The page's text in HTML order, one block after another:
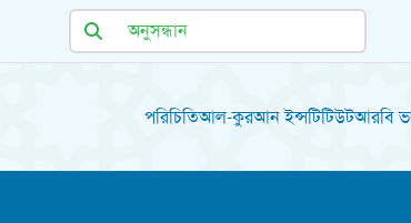
পরিচিতিআল-কুরআন ইন্সটিটিউটআরবি